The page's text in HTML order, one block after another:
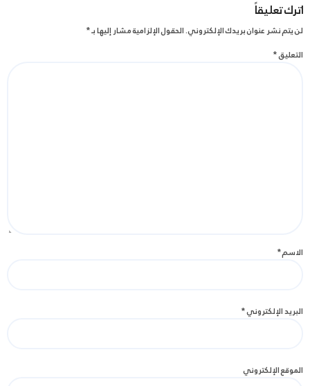
اترك تعليقاً
لن يتم نشر عنوان بريدك الإلكتروني.الحقول الإلزامية مشار إليها بـ*
التعليق*
الاسم*
البريد الإلكتروني*
الموقع الإلكتروني